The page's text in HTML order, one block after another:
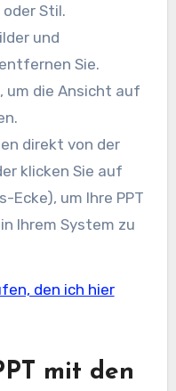
Stil.
und
Sie.
um die Ansicht auf
direkt von der
klicken Sie auf
Ecke), um Ihre PPT
Ihrem System zu
den ich hier
mit den